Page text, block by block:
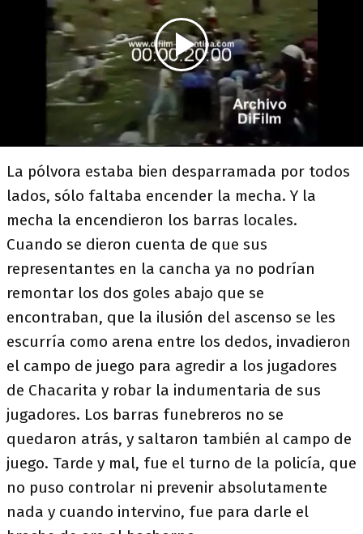
La pólvora estaba bien desparramada por todos
lados, sólo faltaba encender la mecha. Y la
mecha la encendieron los barras locales.
Cuando se dieron cuenta de que sus
representantes en la cancha ya no podrían
remontar los dos goles abajo que se
encontraban, que la ilusión del ascenso se les
escurría como arena entre los dedos, invadieron
el campo de juego para agredir a los jugadores
de Chacarita y robar la indumentaria de sus
jugadores. Los barras funebreros no se
quedaron atrás, y saltaron también al campo de
juego. Tarde y mal, fue el turno de la policía, que
no puso controlar ni prevenir absolutamente
nada y cuando intervino, fue para darle el